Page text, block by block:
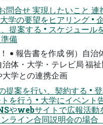
問合せ 実現したいこと 連
学の要望をヒアリング •
提案する • スケジュール
備
• 報告書を作成 例）⾃治
治体・⼤学・テレビ局 福
⼤学との連携企画
提案を⾏い、契約する •
を⾏う • ⼤学にイベント
やwebサイトで広報活動
ライン合同説明会の場合